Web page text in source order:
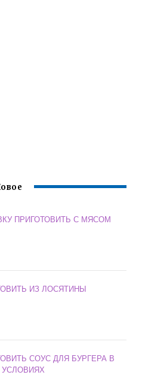
ПРИГОТОВИТЬ С МЯСОМ
ИЗ ЛОСЯТИНЫ
СОУС ДЛЯ БУРГЕРА В